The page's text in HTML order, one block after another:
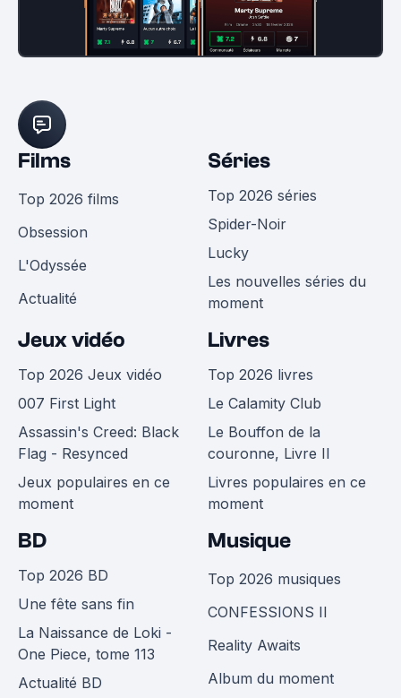
Films
Top 2026 films
Obsession
L'Odyssée
Actualité
Séries
Top 2026 séries
Spider-Noir
Lucky
Les nouvelles séries du
moment
Jeux vidéo
Top 2026 Jeux vidéo
007 First Light
Assassin's Creed: Black
Flag - Resynced
Jeux populaires en ce
moment
Livres
Top 2026 livres
Le Calamity Club
Le Bouffon de la
couronne, Livre II
Livres populaires en ce
moment
BD
Top 2026 BD
Une fête sans fin
La Naissance de Loki -
One Piece, tome 113
Actualité BD
Musique
Top 2026 musiques
CONFESSIONS II
Reality Awaits
Album du moment